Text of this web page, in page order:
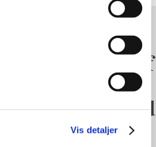
Vis detaljer
95 - en del af
ApS
Reserved
Farm